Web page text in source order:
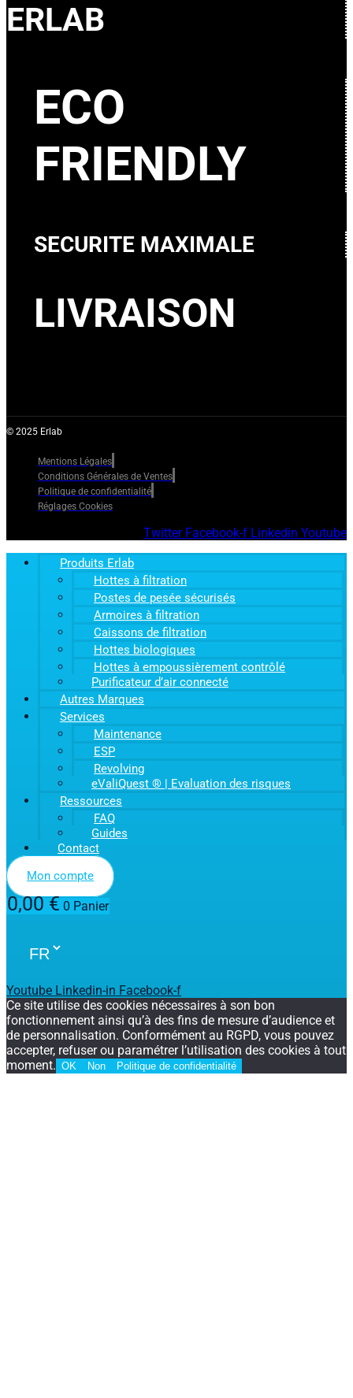
ERLAB
ECO
FRIENDLY
SECURITE MAXIMALE
LIVRAISON
© 2025 Erlab
Mentions Légales
Conditions Générales de Ventes
Politique de confidentialité
Réglages Cookies
Twitter Facebook-f Linkedin Youtube
Produits Erlab
Hottes à filtration
Postes de pesée sécurisés
Armoires à filtration
Caissons de filtration
Hottes biologiques
Hottes à empoussièrement contrôlé
Purificateur d’air connecté
Autres Marques
Services
Maintenance
ESP
Revolving
eValiQuest ® | Evaluation des risques
Ressources
FAQ
Guides
Contact
Mon compte
0,00€ 0 Panier
Youtube Linkedin-in Facebook-f
Ce site utilise des cookies nécessaires à son bon
fonctionnement ainsi qu’à des fins de mesure d’audience et
de personnalisation. Conformément au RGPD, vous pouvez
accepter, refuser ou paramétrer l’utilisation des cookies à tout
moment. OK Non Politique de confidentialité